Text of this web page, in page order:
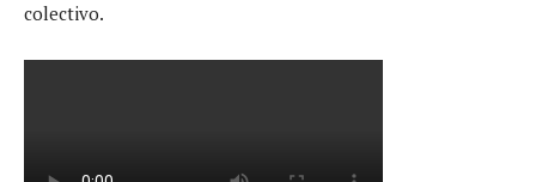
colectivo.